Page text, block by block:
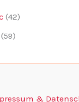
(42)
(59)
&